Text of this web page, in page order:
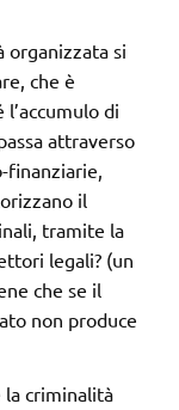
organizzata si
che è
di
attraverso
finanziarie,
il
tramite la
legali? (un
che se il
non produce
la criminalità